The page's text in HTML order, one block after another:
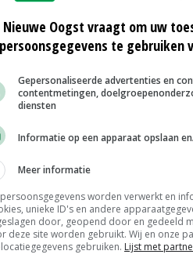
nieuw bestemmingsplan
volgens de rechter ten
klapte de coalitie.
coalitiepartijen. 'We
Wat het wel lastig maakt,
over de relatie tussen
voor het houden van vee.
Nieuwe Oogst vraagt om uw
persoonsgegevens te gebruiken
Gepersonaliseerde advertenties en
contentmetingen,
diensten
Informatie op een apparaat opslaan
Meer informatie
worden verwerkt en
unieke ID's en andere
door, geopend door en gedeeld
deze site worden gebruikt. Wij en onze
gebruiken. Lijst met